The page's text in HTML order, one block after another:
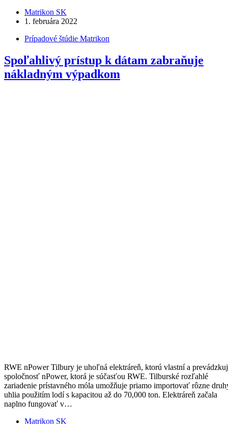
Matrikon SK
1. februára 2022
Prípadové štúdie Matrikon
Spoľahlivý prístup k dátam zabraňuje
nákladným výpadkom
RWE nPower Tilbury je uhoľná elektráreň, ktorú vlastní a
spoločnosť nPower, ktorá je súčasťou RWE. Tilburské rozľahlé
zariadenie prístavného móla umožňuje priamo importovať rôzne
uhlia použitím lodí s kapacitou až do 70,000 ton. Elektráreň začala
naplno fungovať v…
Matrikon SK